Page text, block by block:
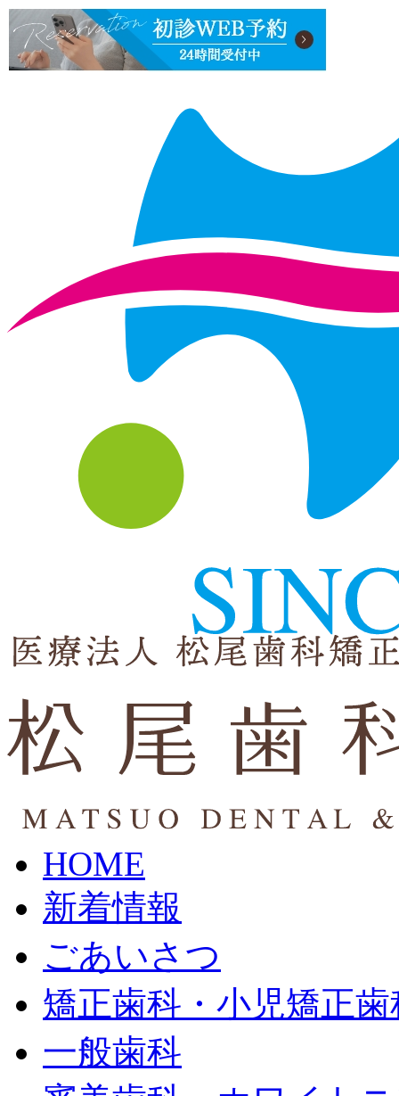
HOME
新着情報
ごあいさつ
矯正歯科・小児矯正歯
一般歯科